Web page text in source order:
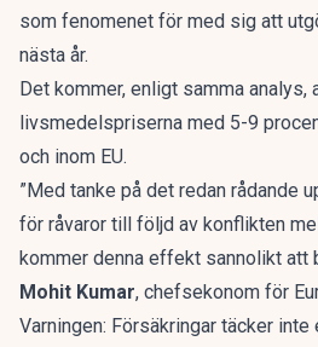
som fenomenet för med sig att
nästa år.
Det kommer, enligt samma analys,
livsmedelspriserna med 5-9
och inom EU.
”Med tanke på det redan rådande
för råvaror till följd av konflikten
kommer denna effekt sannolikt att
Mohit Kumar, chefsekonom för
Varningen: Försäkringar täcker inte